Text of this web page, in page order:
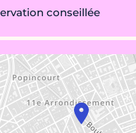
conseillée